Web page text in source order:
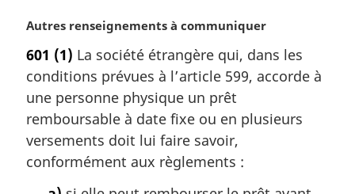
N
t
e
m
a
g
i
Autres renseignements à communiquer
601 (1) La société étrangère qui, dans les
conditions prévues à l’article 599, accorde à
une personne physique un prêt
remboursable à date fixe ou en plusieurs
versements doit lui faire savoir,
conformément aux règlements :